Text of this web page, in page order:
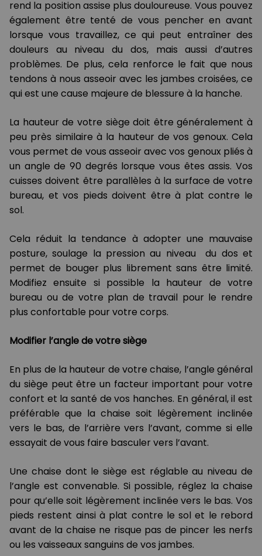
rend la position assise plus douloureuse. Vous pouvez
également être tenté de vous pencher en avant
lorsque vous travaillez, ce qui peut entraîner des
douleurs au niveau du dos, mais aussi d’autres
problèmes. De plus, cela renforce le fait que nous
tendons à nous asseoir avec les jambes croisées, ce
qui est une cause majeure de blessure à la hanche.
La hauteur de votre siège doit être généralement à
peu près similaire à la hauteur de vos genoux. Cela
vous permet de vous asseoir avec vos genoux pliés à
un angle de 90 degrés lorsque vous êtes assis. Vos
cuisses doivent être parallèles à la surface de votre
bureau, et vos pieds doivent être à plat contre le
sol.
Cela réduit la tendance à adopter une mauvaise
posture, soulage la pression au niveau du dos et
permet de bouger plus librement sans être limité.
Modifiez ensuite si possible la hauteur de votre
bureau ou de votre plan de travail pour le rendre
plus confortable pour votre corps.
Modifier l’angle de votre siège
En plus de la hauteur de votre chaise, l’angle général
du siège peut être un facteur important pour votre
confort et la santé de vos hanches. En général, il est
préférable que la chaise soit légèrement inclinée
vers le bas, de l’arrière vers l’avant, comme si elle
essayait de vous faire basculer vers l’avant.
Une chaise dont le siège est réglable au niveau de
l’angle est convenable. Si possible, réglez la chaise
pour qu’elle soit légèrement inclinée vers le bas. Vos
pieds restent ainsi à plat contre le sol et le rebord
avant de la chaise ne risque pas de pincer les nerfs
ou les vaisseaux sanguins de vos jambes.